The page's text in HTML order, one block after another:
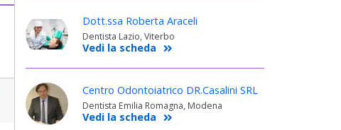
Dott.ssa Roberta Araceli
Dentista Lazio, Viterbo
Vedi la scheda
Centro Odontoiatrico DR.Casalini SRL
Dentista Emilia Romagna, Modena
Vedi la scheda